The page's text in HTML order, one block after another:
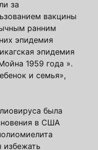
за
вакцины
ранним
эпидемия
эпидемия
1959 года ».
и семья»,
была
в США
избежать